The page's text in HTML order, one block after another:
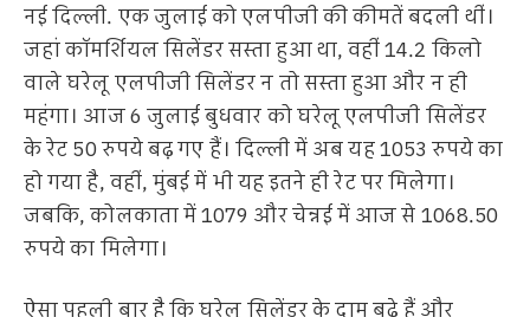
नई दिल्ली. एक जुलाई को एलपीजी की कीमतें बदली थीं।
जहां कॉमर्शियल सिलेंडर सस्ता हुआ था, वहीं 14.2 किलो
वाले घरेलू एलपीजी सिलेंडर न तो सस्ता हुआ और न ही
महंगा। आज 6 जुलाई बुधवार को घरेलू एलपीजी सिलेंडर
के रेट 50 रुपये बढ़ गए हैं। दिल्ली में अब यह 1053 रुपये का
हो गया है, वहीं, मुंबई में भी यह इतने ही रेट पर मिलेगा।
जबकि, कोलकाता में 1079 और चेन्नई में आज से 1068.50
रुपये का मिलेगा।
ऐसा पहली बार है कि घरेलू सिलेंडर के दाम बढ़े हैं और